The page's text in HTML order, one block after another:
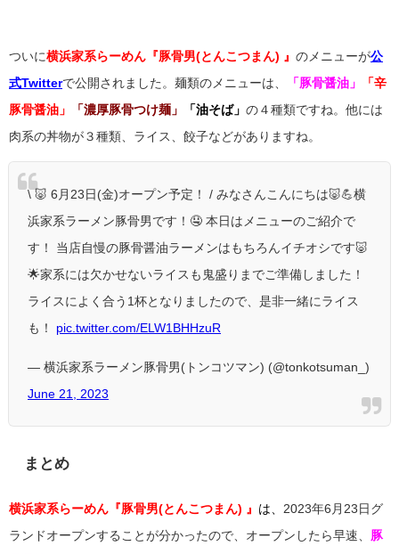
ついに横浜家系らーめん『豚骨男(とんこつまん) 』 のメニューが公
式Twitterで公開されました。麺類のメニューは、 「豚骨醤油」 「辛
豚骨醤油」 「濃厚豚骨つけ麺」 「油そば」 の４種類ですね。他には
肉系の丼物が３種類、ライス、餃子などがありますね。
\ 🐷 6月23日(金)オープン予定！ / みなさんこんにちは🐷💪横
浜家系ラーメン豚骨男です！🤤 本日はメニューのご紹介で
す！ 当店自慢の豚骨醤油ラーメンはもちろんイチオシです🐷
🌟家系には欠かせないライスも鬼盛りまでご準備しました！
ライスによく合う1杯となりましたので、是非一緒にライス
も！ pic.twitter.com/ELW1BHHzuR
— 横浜家系ラーメン豚骨男(トンコツマン) (@tonkotsuman_)
June 21, 2023
まとめ
横浜家系らーめん『豚骨男(とんこつまん) 』 は、 2023年6月23日グ
ランドオープンすることが分かったので、オープンしたら早速、 豚